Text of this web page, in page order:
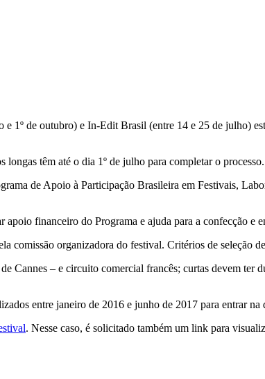
1º de outubro) e In-Edit Brasil (entre 14 e 25 de julho)
têm até o dia 1º de julho para completar o
de Apoio à Participação Brasileira em Festivais,
financeiro do Programa e ajuda para a confecção e
comissão organizadora do festival. Critérios de seleção
Cannes – e circuito comercial francês; curtas devem ter
entre janeiro de 2016 e junho de 2017 para entrar
. Nesse caso, é solicitado também um link para